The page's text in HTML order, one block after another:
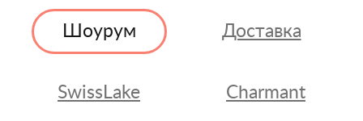
Шоурум Доставка
SwissLake Charmant